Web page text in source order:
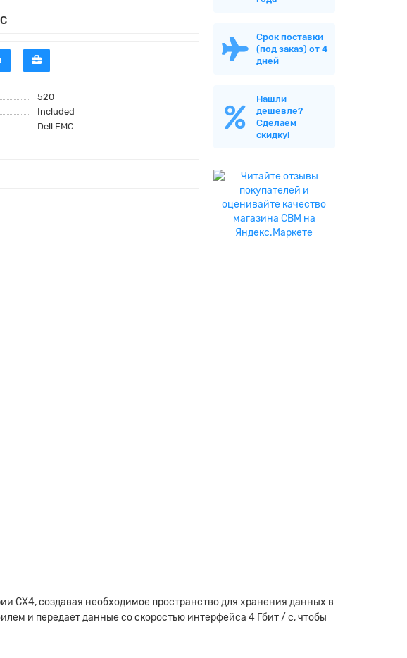
520
Included
Dell EMC
Срок поставки
(под заказ) от 4
дней
Нашли
дешевле?
Сделаем
скидку!
CX4, создавая необходимое пространство для хранения данных в
и передает данные со скоростью интерфейса 4 Гбит / с, чтобы